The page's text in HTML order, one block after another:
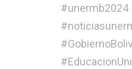
#unermb2024